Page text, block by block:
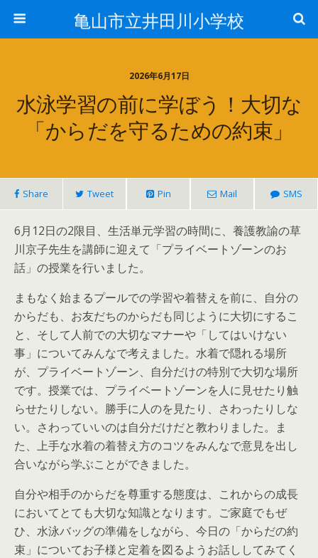
亀山市立井田川小学校
2026年6月17日
水泳学習の前に学ぼう！大切な
「からだを守るための約束」
Share Tweet Pin Mail SMS
6月12日の2限目、生活単元学習の時間に、養護教諭の草
川京子先生を講師に迎えて「プライベートゾーンのお
話」の授業を行いました。
まもなく始まるプールでの学習や着替えを前に、自分の
からだも、お友だちのからだも同じように大切にするこ
と、そして人前での大切なマナーや「してはいけない
事」についてみんなで考えました。水着で隠れる場所
が、プライベートゾーン、自分だけの特別で大切な場所
です。授業では、プライベートゾーンを人に見せたり触
らせたりしない。勝手に人のを見たり、さわったりしな
い。さわっていいのは自分だけだと教わりました。ま
た、上手な水着の着替え方のコツをみんなで意見を出し
合いながら学ぶことができました。
自分や相手のからだを尊重する態度は、これからの成長
においてとても大切な知識となります。ご家庭でもぜ
ひ、水泳バッグの準備をしながら、今日の「からだの約
束」についてお子様と定着を図るようお話ししてみてく